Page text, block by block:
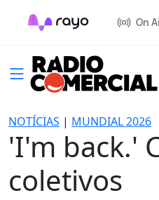
On
NOTÍCIAS | MUNDIAL 2026
'I'm back.'
coletivos